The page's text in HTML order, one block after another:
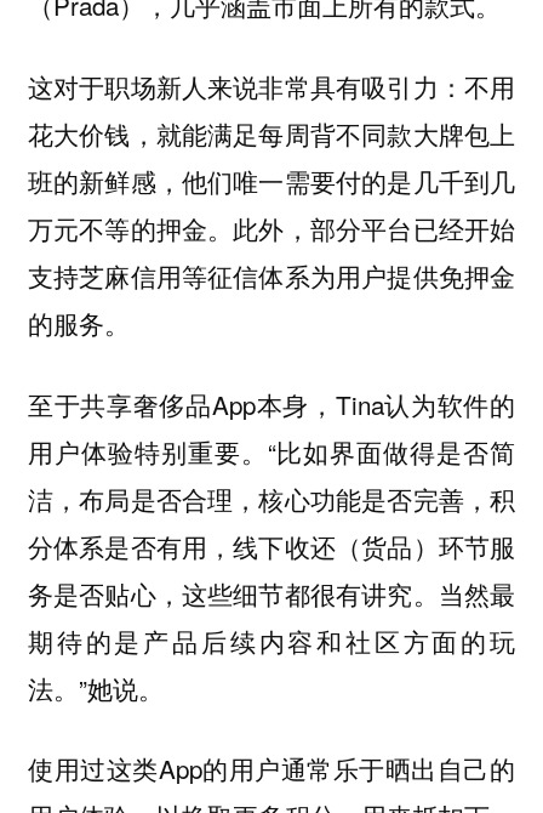
这对于职场新人来说非常具有吸引力：不用
花大价钱，就能满足每周背不同款大牌包上
班的新鲜感，他们唯一需要付的是几千到几
万元不等的押金。此外，部分平台已经开始
支持芝麻信用等征信体系为用户提供免押金
的服务。
至于共享奢侈品App本身，Tina认为软件的
用户体验特别重要。“比如界面做得是否简
洁，布局是否合理，核心功能是否完善，积
分体系是否有用，线下收还（货品）环节服
务是否贴心，这些细节都很有讲究。当然最
期待的是产品后续内容和社区方面的玩
法。”她说。
使用过这类App的用户通常乐于晒出自己的